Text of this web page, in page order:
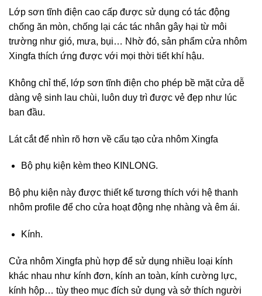
Lớp sơn tĩnh điện cao cấp được sử dụng có tác động
chống ăn mòn, chống lại các tác nhân gây hại từ môi
trường như gió, mưa, bụi… Nhờ đó, sản phẩm cửa nhôm
Xingfa thích ứng được với mọi thời tiết khí hậu.
Không chỉ thế, lớp sơn tĩnh điện cho phép bề mặt cửa dễ
dàng vệ sinh lau chùi, luôn duy trì được vẻ đẹp như lúc
ban đầu.
Lát cắt để nhìn rõ hơn về cấu tạo cửa nhôm Xingfa
Bộ phụ kiện kèm theo KINLONG.
Bộ phụ kiện này được thiết kế tương thích với hệ thanh
nhôm profile để cho cửa hoạt động nhẹ nhàng và êm ái.
Kính.
Cửa nhôm Xingfa phù hợp để sử dụng nhiều loại kính
khác nhau như kính đơn, kính an toàn, kính cường lực,
kính hộp… tùy theo mục đích sử dụng và sở thích người